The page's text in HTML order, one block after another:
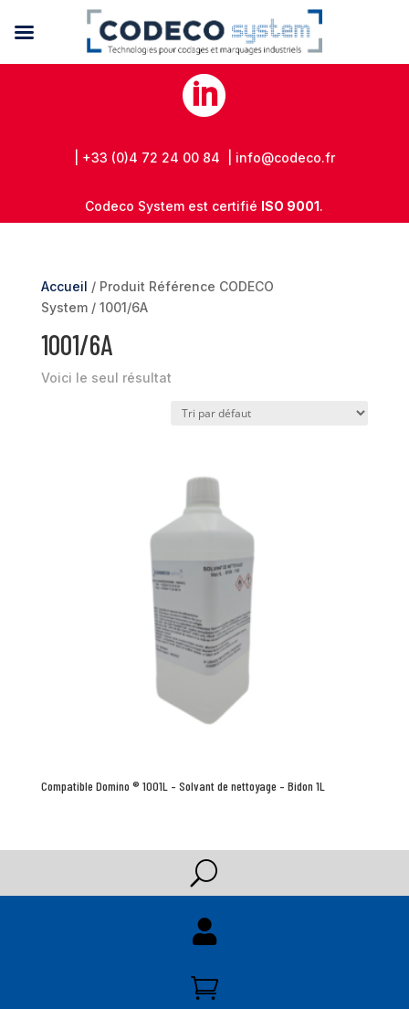

| +33 (0)4 72 24 00 84 | info@codeco.fr
Codeco System est certifié ISO 9001.
Accueil / Produit Référence CODECO
System / 1001/6A
1001/6A
Voici le seul résultat
Compatible Domino ® 1001L – Solvant de nettoyage – Bidon 1L
U

